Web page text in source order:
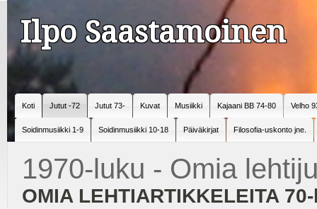
Ilpo Saastamoinen
Koti Jutut -72 Jutut 73- Kuvat Musiikki Kajaani BB 74-80 Velho
Soidinmusiikki 1-9 Soidinmusiikki 10-18 Päiväkirjat Filosofia-uskonto jne.
1970-luku - Omia
OMIA LEHTIARTIKKELEITA